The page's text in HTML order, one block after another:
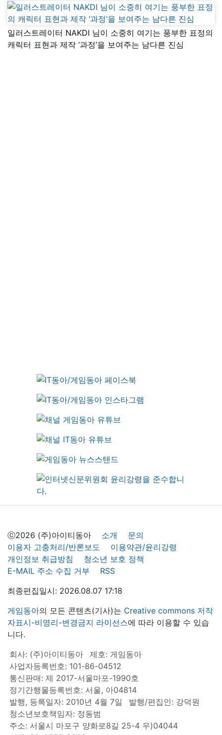
일러스트레이터 NAKDI 님이 소중히 여기는 풍부한 표정의
캐릭터 표현과 제작 ‘과정’을 보여주는 남다른 진심
ⓒ2026 (주)아이티동아 소개
문의
이용자 고충처리/반론보도
이용약관/윤리강령
개인정보 취급방침
청소년 보호 정책
E-MAIL 주소 수집 거부
RSS
최종편집일시: 2026.08.07 17:18
게임동아의 모든 콘텐츠(기사)는 Creative commons 저작
자표시-비영리-변경금지 라이선스에 따라 이용할 수 있습
니다.
회사: (주)아이티동아
제호: 게임동아
사업자등록번호: 101-86-04512
통신판매: 제 2017-서울마포-1990호
정기간행물등록번호: 서울, 아04814
발행, 등록일자: 2010년 4월 7일
발행/편집인: 강덕원
청소년보호책임자: 정동범
주소: 서울시 마포구 양화로8길 25-4 우)04044